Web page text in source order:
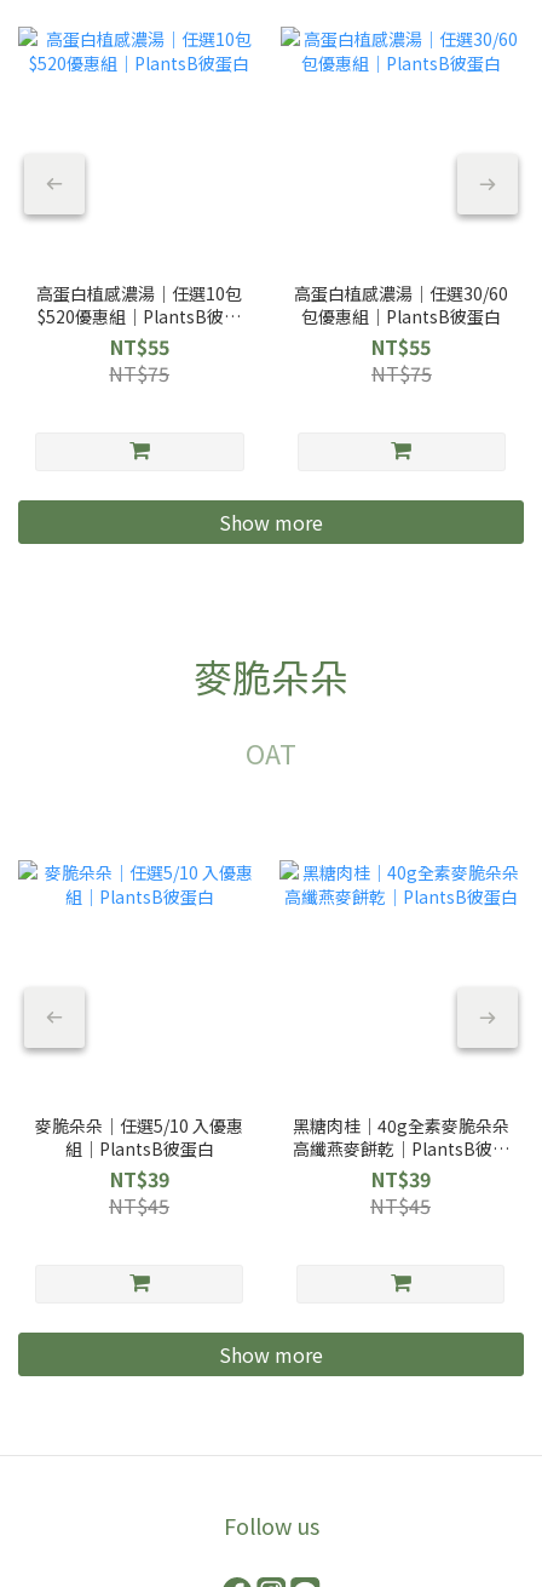
高蛋白植感濃湯｜任選10包
$520優惠組｜PlantsB彼蛋
白
NT$55
NT$75
高蛋白植感濃湯｜任選30/60
包優惠組｜PlantsB彼蛋白
NT$55
NT$75
Show more
麥脆朵朵
OAT
麥脆朵朵｜任選5/10 入優惠
組｜PlantsB彼蛋白
NT$39
NT$45
黑糖肉桂｜40g全素麥脆朵朵
高纖燕麥餅乾｜PlantsB彼蛋
白
NT$39
NT$45
Show more
Image Title
Follow us